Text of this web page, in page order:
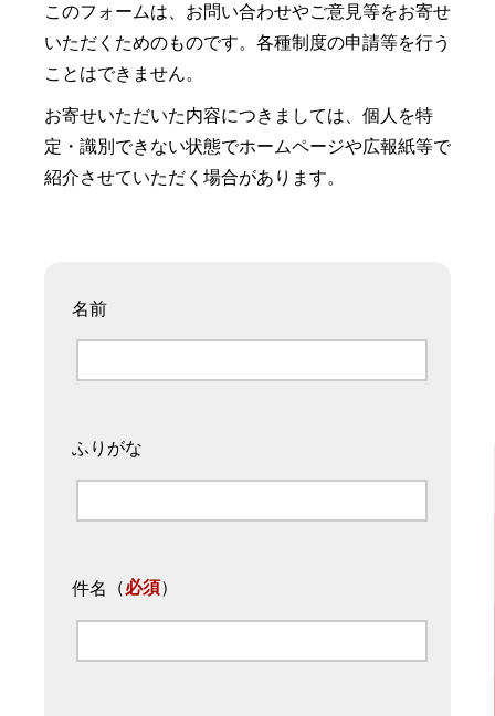
このフォームは、お問い合わせやご意見等をお寄せ
いただくためのものです。各種制度の申請等を行う
ことはできません。
お寄せいただいた内容につきましては、個人を特
定・識別できない状態でホームページや広報紙等で
紹介させていただく場合があります。
名前
ふりがな
件名 （必須）